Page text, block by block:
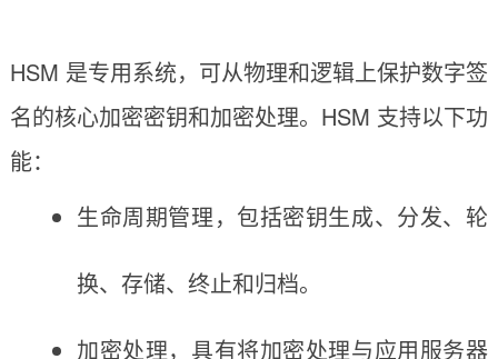
HSM 是专用系统，可从物理和逻辑上保护数字签
名的核心加密密钥和加密处理。HSM 支持以下功
能：
生命周期管理，包括密钥生成、分发、轮
换、存储、终止和归档。
加密处理，具有将加密处理与应用服务器